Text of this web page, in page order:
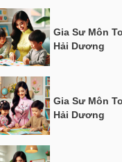
Gia Sư Môn
Hải Dương
Gia Sư Môn
Hải Dương